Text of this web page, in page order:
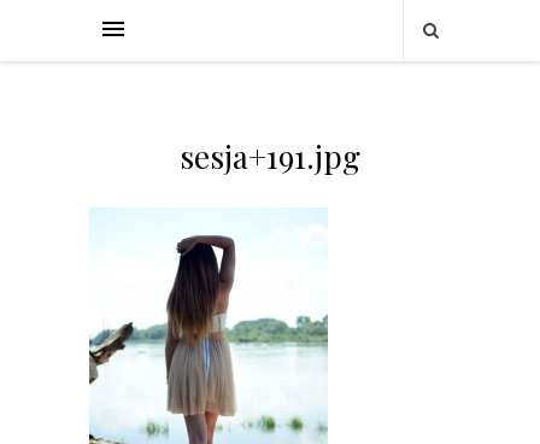
sesja+191.jpg